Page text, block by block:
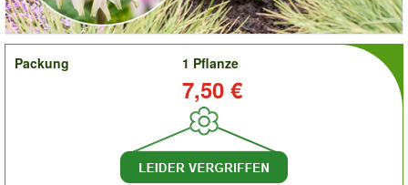
order
Packung
1 Pflanze
7,50 €